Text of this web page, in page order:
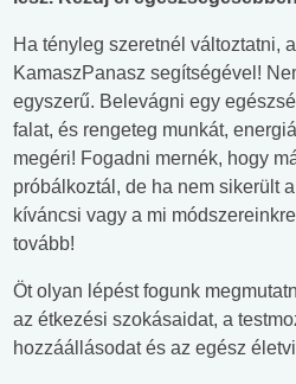
Ha tényleg szeretnél változtatni,
KamaszPanasz segítségével!
egyszerű. Belevágni egy egés
falat, és rengeteg munkát,
megéri! Fogadni mernék, hogy
próbálkoztál, de ha nem sikerült
kíváncsi vagy a mi
tovább!
Öt olyan lépést fogunk
az étkezési szokásaidat, a
hozzáállásodat és az egész